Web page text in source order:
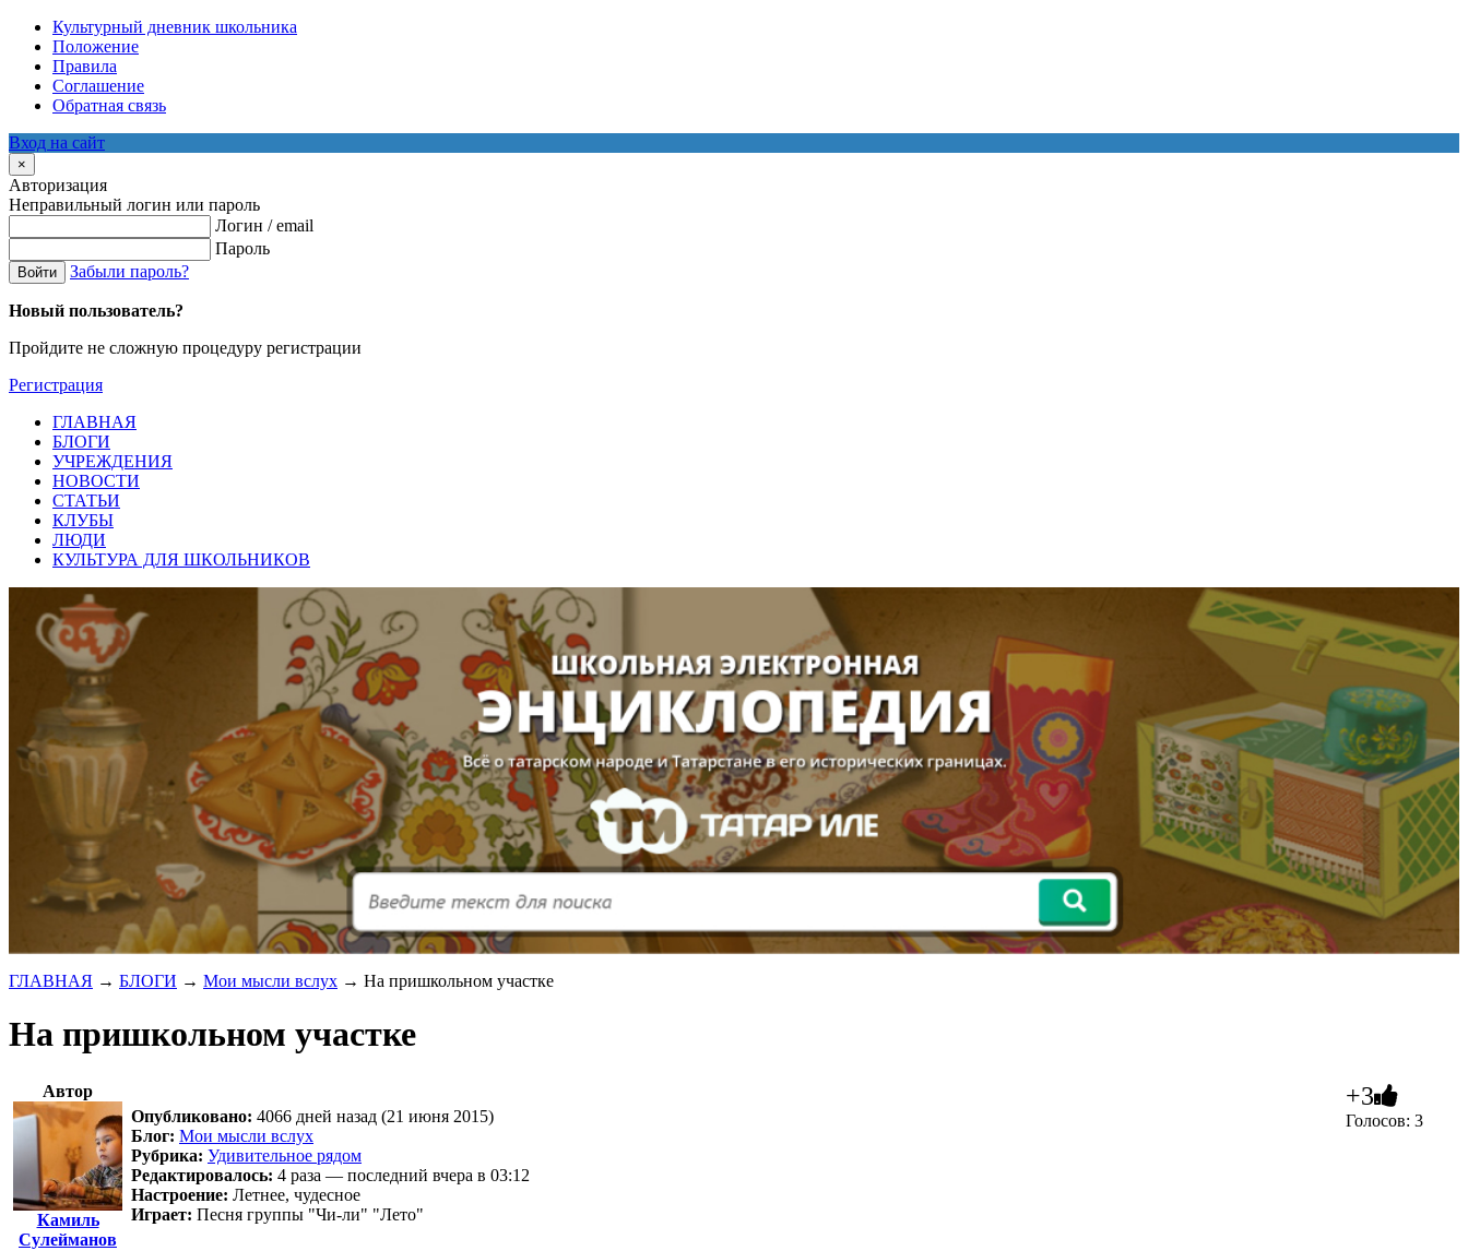
Культурный дневник школьника
Положение
Правила
Соглашение
Обратная связь
Вход на сайт
×
Авторизация
Неправильный логин или пароль
Логин / email
Пароль
Войти Забыли пароль?
Новый пользователь?
Пройдите не сложную процедуру регистрации
Регистрация
ГЛАВНАЯ
БЛОГИ
УЧРЕЖДЕНИЯ
НОВОСТИ
СТАТЬИ
КЛУБЫ
ЛЮДИ
КУЛЬТУРА ДЛЯ ШКОЛЬНИКОВ
ГЛАВНАЯ → БЛОГИ → Мои мысли вслух → На пришкольном участке
На пришкольном участке
Автор
Камиль
Сулейманов
Опубликовано: 4066 дней назад (21 июня 2015)
Блог: Мои мысли вслух
Рубрика: Удивительное рядом
Редактировалось: 4 раза — последний вчера в 03:12
Настроение: Летнее, чудесное
Играет: Песня группы "Чи-ли" "Лето"
+3
Голосов: 3